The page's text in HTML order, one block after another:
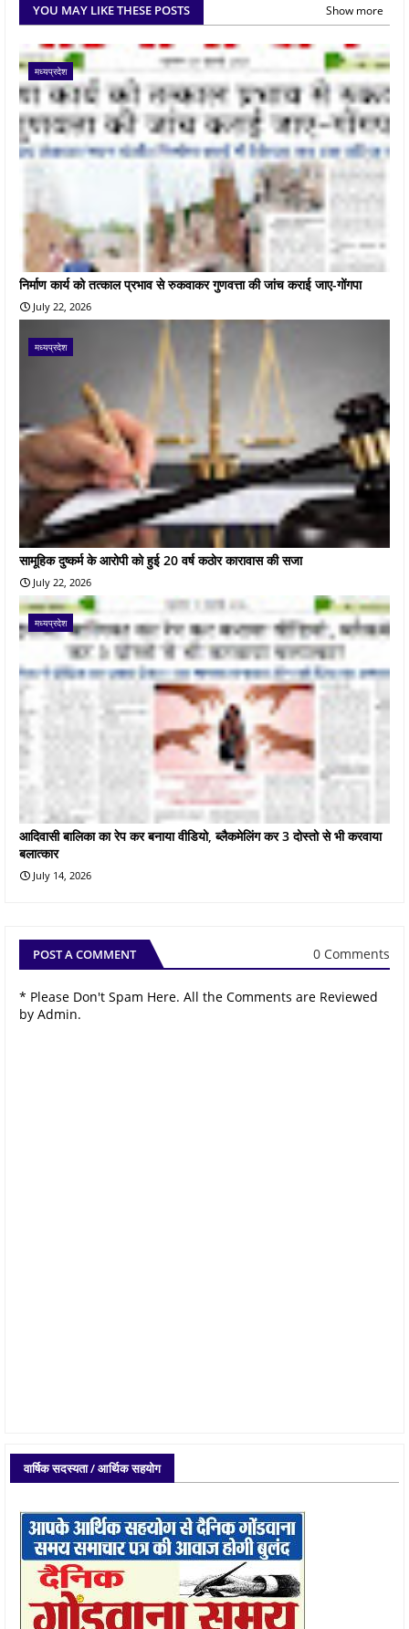
YOU MAY LIKE THESE POSTS Show more
मध्यप्रदेश
निर्माण कार्य को तत्काल प्रभाव से रुकवाकर गुणवत्ता की जांच कराई जाए-गोंगपा
July 22, 2026
मध्यप्रदेश
सामूहिक दुष्कर्म के आरोपी को हुई 20 वर्ष कठोर कारावास की सजा
July 22, 2026
मध्यप्रदेश
आदिवासी बालिका का रेप कर बनाया वीडियो, ब्लैकमेलिंग कर 3 दोस्तो से भी करवाया
बलात्कार
July 14, 2026
POST A COMMENT 0 Comments
* Please Don't Spam Here. All the Comments are Reviewed
by Admin.
वार्षिक सदस्यता / आर्थिक सहयोग